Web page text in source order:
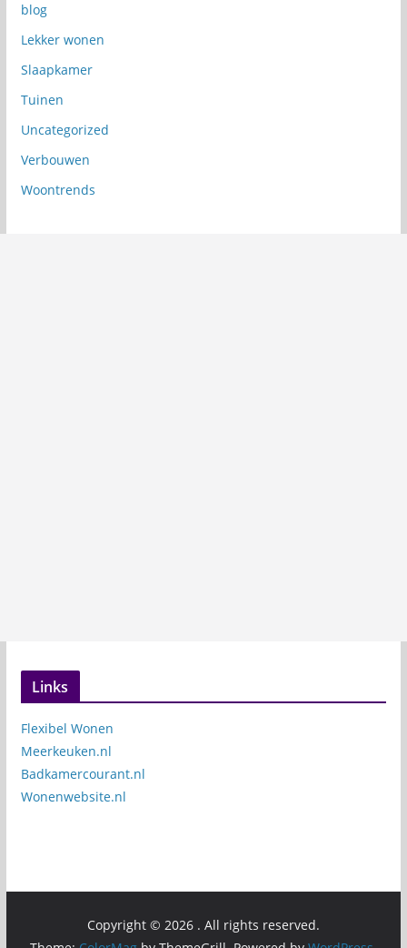
blog
Lekker wonen
Slaapkamer
Tuinen
Uncategorized
Verbouwen
Woontrends
Links
Flexibel Wonen
Meerkeuken.nl
Badkamercourant.nl
Wonenwebsite.nl
Copyright © 2026 . All rights reserved.